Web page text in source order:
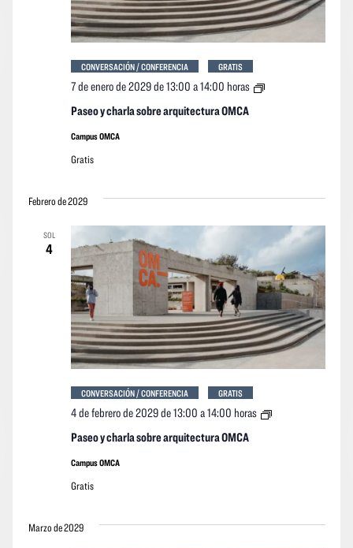
Paseo y charla sobre arquitectura OMCA
7 de enero de 2029 de 13:00 a14:00 horas
Paseo
CONVERSACIÓN / CONFERENCIA GRATIS
Campus OMCA
Gratis
Febrero de 2029
SOL
4
Paseo y charla sobre arquitectura OMCA
4 de febrero de 2029 de 13:00 a14:00 horas
Paseo
CONVERSACIÓN / CONFERENCIA GRATIS
Campus OMCA
Gratis
Marzo de 2029